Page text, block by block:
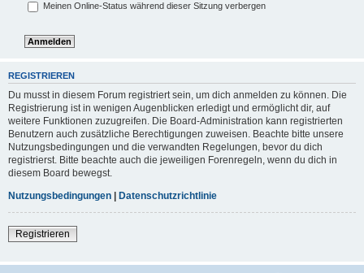
Meinen Online-Status während dieser Sitzung verbergen
REGISTRIEREN
Du musst in diesem Forum registriert sein, um dich anmelden zu können. Die
Registrierung ist in wenigen Augenblicken erledigt und ermöglicht dir, auf
weitere Funktionen zuzugreifen. Die Board-Administration kann registrierten
Benutzern auch zusätzliche Berechtigungen zuweisen. Beachte bitte unsere
Nutzungsbedingungen und die verwandten Regelungen, bevor du dich
registrierst. Bitte beachte auch die jeweiligen Forenregeln, wenn du dich in
diesem Board bewegst.
Nutzungsbedingungen | Datenschutzrichtlinie
Registrieren